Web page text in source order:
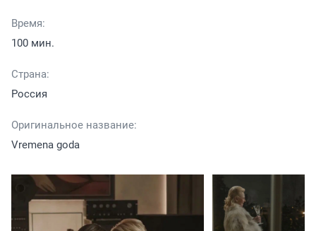
Время:
100 мин.
Страна:
Россия
Оригинальное название:
Vremena goda